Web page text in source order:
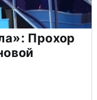
Прохор